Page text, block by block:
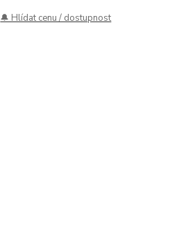
🔔 Hlídat cenu / dostupnost